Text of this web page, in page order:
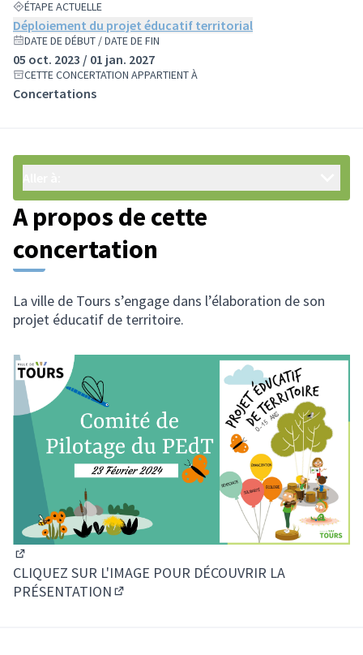
ÉTAPE ACTUELLE
Déploiement du projet éducatif territorial
DATE DE DÉBUT / DATE DE FIN
05 oct. 2023 / 01 jan. 2027
CETTE CONCERTATION APPARTIENT À
Concertations
A propos de cette
concertation
La ville de Tours s’engage dans l’élaboration de son
projet éducatif de territoire.
(Lien externe)
CLIQUEZ SUR L'IMAGE POUR DÉCOUVRIR LA
PRÉSENTATION